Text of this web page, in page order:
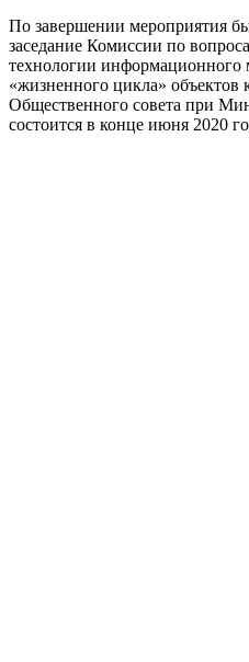
По завершении мероприятия
заседание Комиссии по
технологии информационного
«жизненного цикла» объектов
Общественного совета при
состоится в конце июня 2020